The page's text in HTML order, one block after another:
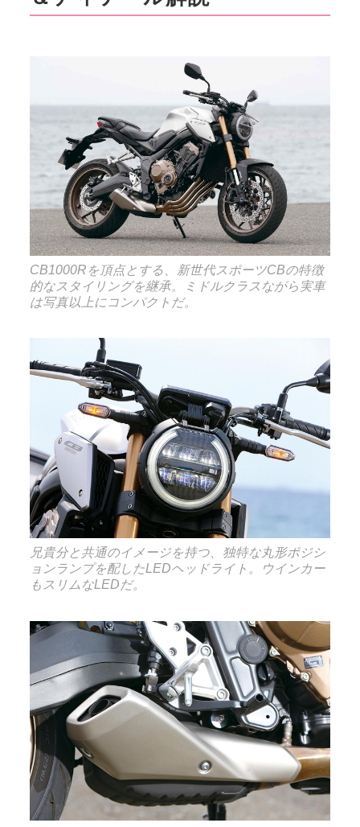
CB1000Rを頂点とする、新世代スポーツCBの特徴
的なスタイリングを継承。ミドルクラスながら実車
は写真以上にコンパクトだ。
兄貴分と共通のイメージを持つ、独特な丸形ポジシ
ョンランプを配したLEDヘッドライト。ウインカー
もスリムなLEDだ。